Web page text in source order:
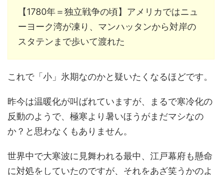
【1780年＝独立戦争の頃】アメリカではニュ
ーヨーク湾が凍り、マンハッタンから対岸の
スタテンまで歩いて渡れた
これで「小」氷期なのかと疑いたくなるほどです。
昨今は温暖化が叫ばれていますが、まるで寒冷化の
反動のようで、極寒より暑いほうがまだマシなの
か？と思わなくもありません。
世界中で大寒波に見舞われる最中、江戸幕府も懸命
に対処をしていたのですが、それをあざ笑うかのよ